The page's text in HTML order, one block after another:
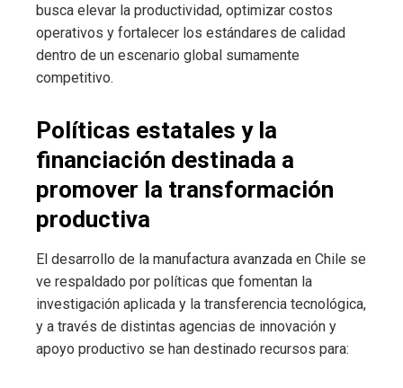
busca elevar la productividad, optimizar costos
operativos y fortalecer los estándares de calidad
dentro de un escenario global sumamente
competitivo.
Políticas estatales y la
financiación destinada a
promover la transformación
productiva
El desarrollo de la manufactura avanzada en Chile se
ve respaldado por políticas que fomentan la
investigación aplicada y la transferencia tecnológica,
y a través de distintas agencias de innovación y
apoyo productivo se han destinado recursos para: